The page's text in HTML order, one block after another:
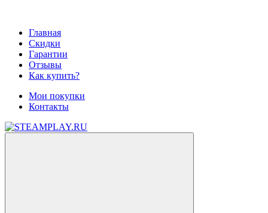
Главная
Скидки
Гарантии
Отзывы
Как купить?
Мои покупки
Контакты